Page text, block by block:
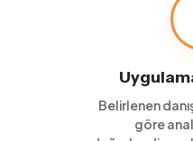
Belirlenen
göre